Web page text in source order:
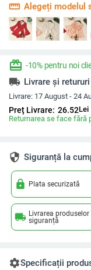
straighten Alegeți modelul
redeem -10% pentru noi
local_shipping Livrare și retururi
Livrare: 17 August - 24
Preț Livrare: 26.52Lei
Returnarea se face fără
security Siguranță la
lock Plata securizată
local_shipping Livrarea produselor
siguranță
settingsSpecificații